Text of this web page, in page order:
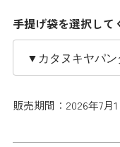
手提げ袋を選択して
販売期間：2026年7月